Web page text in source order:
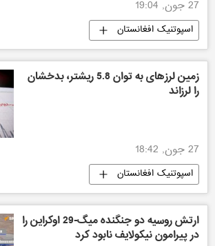
27 جون, 19:04
اسپوتنیک افغانستان
زمین لرزهای به توان 5.8 ریشتر، بدخشان
را لرزاند
27 جون, 18:42
اسپوتنیک افغانستان
ارتش روسیه دو جنگنده میگ-29 اوکراین را
در پیرامون نیکولایف نابود کرد